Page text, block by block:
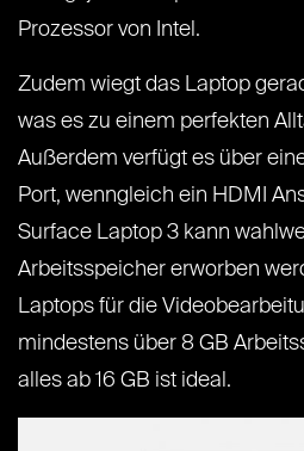
Prozessor von Intel.
Zudem wiegt das Laptop
was es zu einem perfekten
Außerdem verfügt es über
Port, wenngleich ein HDMI
Surface Laptop 3 kann
Arbeitsspeicher erworben
Laptops für die
mindestens über 8 GB
alles ab 16 GB ist ideal.